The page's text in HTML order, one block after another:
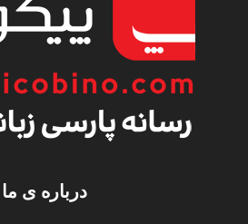
درباره ی ما